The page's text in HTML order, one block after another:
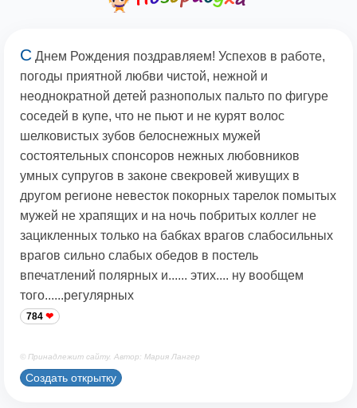
С Днем Рождения поздравляем! Успехов в работе,
погоды приятной любви чистой, нежной и
неоднократной детей разнополых пальто по фигуре
соседей в купе, что не пьют и не курят волос
шелковистых зубов белоснежных мужей
состоятельных спонсоров нежных любовников
умных супругов в законе свекровей живущих в
другом регионе невесток покорных тарелок помытых
мужей не храпящих и на ночь побритых коллег не
зацикленных только на бабках врагов слабосильных
врагов сильно слабых обедов в постель
впечатлений полярных и...... этих.... ну вообщем
того......регулярных
784
© Принадлежит сайту. Автор: Мария Лангер
Создать открытку